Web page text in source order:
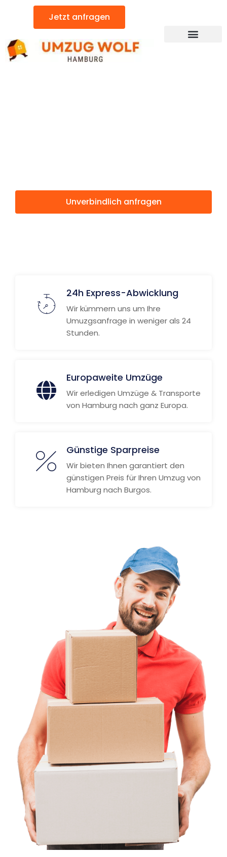
Jetzt anfragen
Unverbindlich anfragen
24h Express-Abwicklung
Wir kümmern uns um Ihre
Umuzgsanfrage in weniger als 24
Stunden.
Europaweite Umzüge
Wir erledigen Umzüge & Transporte
von Hamburg nach ganz Europa.
Günstige Sparpreise
Wir bieten Ihnen garantiert den
günstigen Preis für Ihren Umzug von
Hamburg nach Burgos.